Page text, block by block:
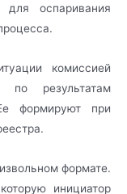
оспаривания
комиссией
по результатам
формируют при
формате.
инициатор